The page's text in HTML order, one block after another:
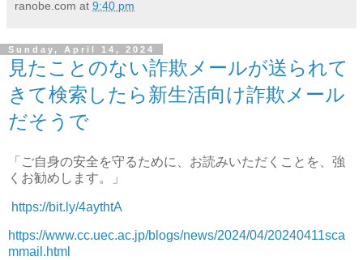
ranobe.com at 9:40 pm
Sunday, April 14, 2024
見たことのない詐欺メールが送られて
きて検索したら新生活向け詐欺メール
だそうで
「ご自身の安全を守るために、お読みいただくことを、強
くお勧めします。」
https://bit.ly/4aythtA
https://www.cc.uec.ac.jp/blogs/news/2024/04/20240411sca
mmail.html